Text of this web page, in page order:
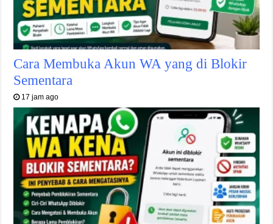
Cara Membuka Akun WA yang di Blokir
Sementara
17 jam ago